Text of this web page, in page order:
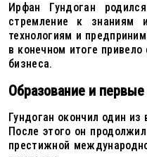
Ирфан Гундоган
стремление к знаниям
технологиям и
в конечном итоге
бизнеса.
Образование и
Гундоган окончил один
После этого он
престижной